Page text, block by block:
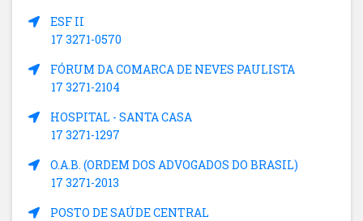
ESF II
17 3271-0570
FÓRUM DA COMARCA DE NEVES PAULISTA
17 3271-2104
HOSPITAL - SANTA CASA
17 3271-1297
O.A.B. (ORDEM DOS ADVOGADOS DO BRASIL)
17 3271-2013
POSTO DE SAÚDE CENTRAL